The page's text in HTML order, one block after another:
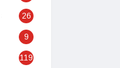
26
9
119